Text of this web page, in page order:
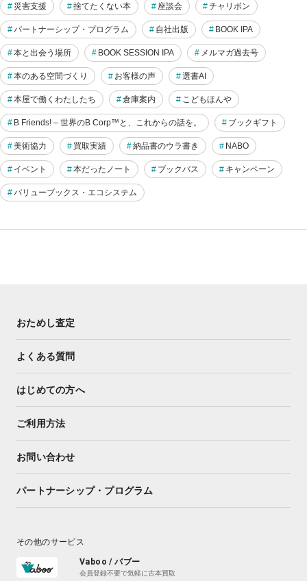
災害支援 捨てたくない本 座談会 チャリボン
パートナーシップ・プログラム 自社出版 BOOK IPA
本と出会う場所 BOOK SESSION IPA メルマガ過去号
本のある空間づくり お客様の声 選書AI
本屋で働くわたしたち 倉庫案内 こどもほんや
B Friends! – 世界のB Corp™と、これからの話を。 ブックギフト
美術協力 買取実績 納品書のウラ書き NABO
イベント 本だったノート ブックバス キャンペーン
バリューブックス・エコシステム
おためし査定
よくある質問
はじめての方へ
ご利用方法
お問い合わせ
パートナーシップ・プログラム
その他のサービス
Vaboo / バブー
会員登録不要で気軽に古本買取